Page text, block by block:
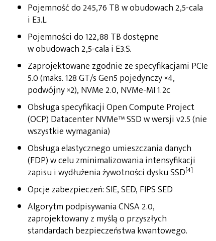
Pojemność do 245,76 TB w obudowach 2,5-cala
i E3.L.
Pojemności do 122,88 TB dostępne
w obudowach 2,5-cala i E3.S.
Zaprojektowane zgodnie ze specyfikacjami PCIe
5.0 (maks. 128 GT/s Gen5 pojedynczy ×4,
podwójny ×2), NVMe 2.0, NVMe-MI 1.2c
Obsługa specyfikacji Open Compute Project
(OCP) Datacenter NVMe™ SSD w wersji v2.5 (nie
wszystkie wymagania)
Obsługa elastycznego umieszczania danych
(FDP) w celu zminimalizowania intensyfikacji
zapisu i wydłużenia żywotności dysku SSD[4]
Opcje zabezpieczeń: SIE, SED, FIPS SED
Algorytm podpisywania CNSA 2.0,
zaprojektowany z myślą o przyszłych
standardach bezpieczeństwa kwantowego.